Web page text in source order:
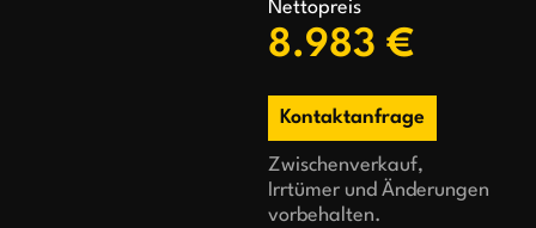
Nettopreis
8.983 €
Kontaktanfrage
Zwischenverkauf,
Irrtümer und Änderungen
vorbehalten.